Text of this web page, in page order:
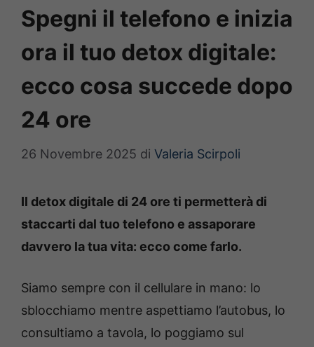
Spegni il telefono e inizia
ora il tuo detox digitale:
ecco cosa succede dopo
24 ore
26 Novembre 2025 di Valeria Scirpoli
Il detox digitale di 24 ore ti permetterà di
staccarti dal tuo telefono e assaporare
davvero la tua vita: ecco come farlo.
Siamo sempre con il cellulare in mano: lo
sblocchiamo mentre aspettiamo l’autobus, lo
consultiamo a tavola, lo poggiamo sul